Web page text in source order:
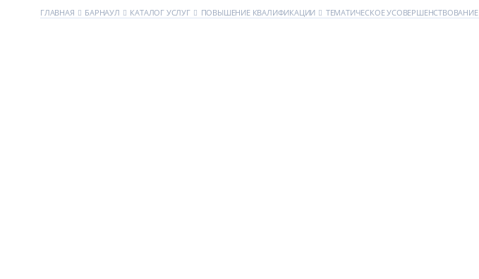
ГЛАВНАЯ БАРНАУЛ КАТАЛОГ УСЛУГ ПОВЫШЕНИЕ КВАЛИФИКАЦИИ ТЕМАТИЧЕСКОЕ УСОВЕРШЕНСТВОВАНИЕ